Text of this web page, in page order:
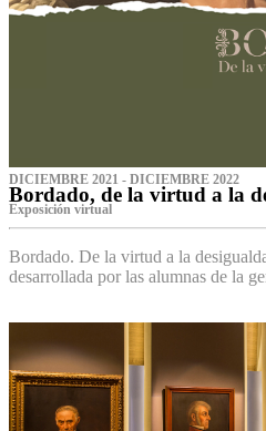
DICIEMBRE 2021 - DICIEMBRE 2022
Bordado, de la virtud a la
Exposición virtual‌
Bordado. De la virtud a la
desarrollada por las alumnas de la